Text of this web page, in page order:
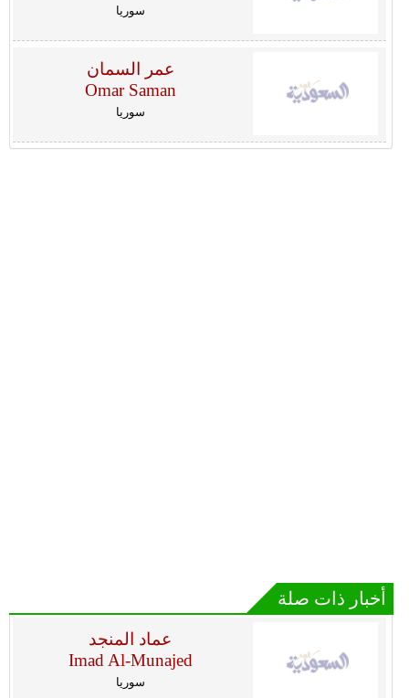
سوريا
عمر السمان
Omar Saman
سوريا
أخبار ذات صلة
عماد المنجد
Imad Al-Munajed
سوريا